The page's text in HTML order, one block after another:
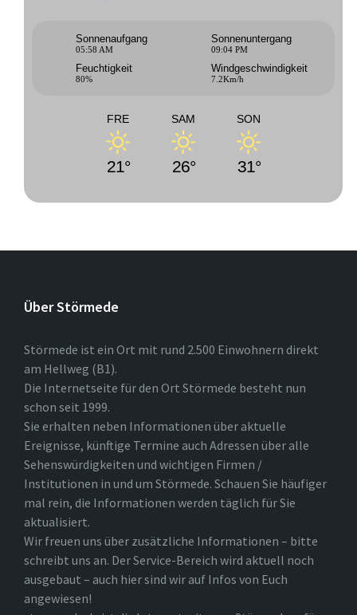
Sonnenaufgang
05:58 AM
Sonnenuntergang
09:04 PM
Feuchtigkeit
80%
Windgeschwindigkeit
7.2Km/h
FRE
21°
SAM
26°
SON
31°
Über Störmede
Störmede ist ein Ort mit rund 2.500 Einwohnern direkt
am Hellweg (B1).
Die Internetseite für den Ort Störmede besteht nun
schon seit 1999.
Sie erhalten neben Informationen über aktuelle
Ereignisse, künftige Termine auch Adressen über alle
Sehenswürdigkeiten und wichtigen Firmen /
Institutionen in und um Störmede. Schauen Sie häufiger
mal rein, die Informationen werden täglich für Sie
aktualisiert.
Wir freuen uns über zusätzliche Informationen – bitte
schreibt uns an. Der Service-Bereich wird aktuell noch
ausgebaut – auch hier sind wir auf Infos von Euch
angewiesen!